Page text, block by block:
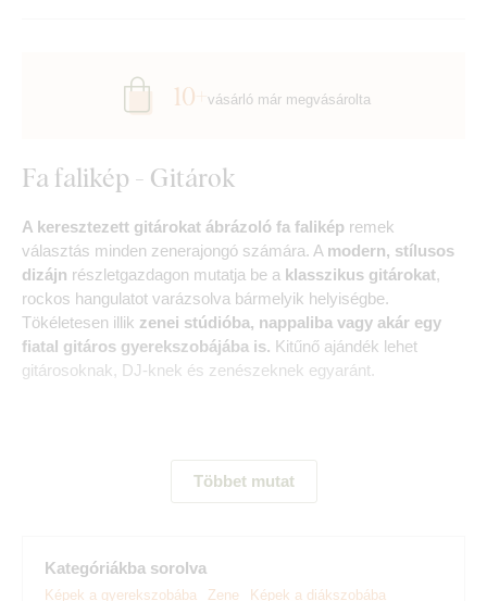
Fa falikép - Gitárok
A keresztezett gitárokat ábrázoló fa falikép remek
választás minden zenerajongó számára. A modern, stílusos
dizájn részletgazdagon mutatja be a klasszikus gitárokat,
rockos hangulatot varázsolva bármelyik helyiségbe.
Tökéletesen illik zenei stúdióba, nappaliba vagy akár egy
fiatal gitáros gyerekszobájába is. Kitűnő ajándék lehet
gitárosoknak, DJ-knek és zenészeknek egyaránt.
Egyszerű fali rögzítés
Többet mutat
10+ vásárló már megvásárolta
Kategóriákba sorolva
Képek a gyerekszobába Zene
Képek a diákszobába